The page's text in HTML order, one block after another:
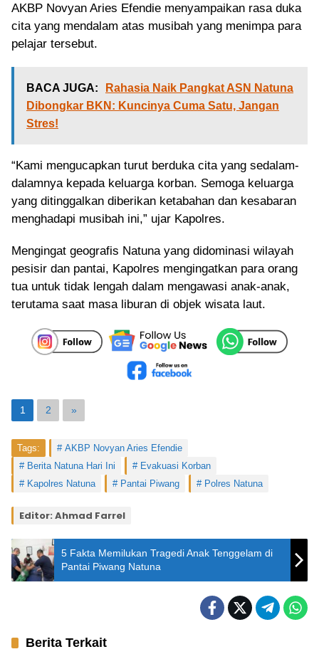
AKBP Novyan Aries Efendie menyampaikan rasa duka
cita yang mendalam atas musibah yang menimpa para
pelajar tersebut.
BACA JUGA:
Rahasia Naik Pangkat ASN Natuna
Dibongkar BKN: Kuncinya Cuma Satu, Jangan
Stres!
“Kami mengucapkan turut berduka cita yang sedalam-
dalamnya kepada keluarga korban. Semoga keluarga
yang ditinggalkan diberikan ketabahan dan kesabaran
menghadapi musibah ini,” ujar Kapolres.
Mengingat geografis Natuna yang didominasi wilayah
pesisir dan pantai, Kapolres mengingatkan para orang
tua untuk tidak lengah dalam mengawasi anak-anak,
terutama saat masa liburan di objek wisata laut.
1 2 »
Tags:
AKBP Novyan Aries Efendie
Berita Natuna Hari Ini
Evakuasi Korban
Kapolres Natuna
Pantai Piwang Polres Natuna
Editor: Ahmad Farrel
5 Fakta Memilukan Tragedi Anak Tenggelam di
Pantai Piwang Natuna
Berita Terkait